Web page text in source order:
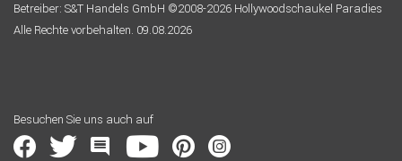
Betreiber: S&T Handels GmbH ©2008-2026 Hollywoodschaukel Paradies
Alle Rechte vorbehalten. 09.08.2026
Besuchen Sie uns auch auf